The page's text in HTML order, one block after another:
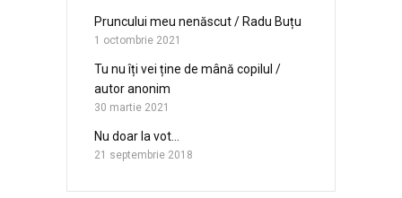
Pruncului meu nenăscut / Radu Buțu
1 octombrie 2021
Tu nu îți vei ține de mână copilul /
autor anonim
30 martie 2021
Nu doar la vot…
21 septembrie 2018